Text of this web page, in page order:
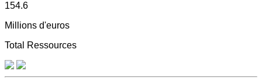
154.6
Millions d'euros
Total Ressources